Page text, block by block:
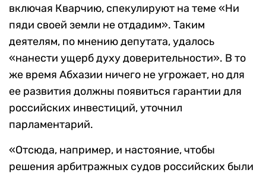
включая Кварчию, спекулируют на теме «Ни
пяди своей земли не отдадим». Таким
деятелям, по мнению депутата, удалось
«нанести ущерб духу доверительности». В то
же время Абхазии ничего не угрожает, но для
ее развития должны появиться гарантии для
российских инвестиций, уточнил
парламентарий.
«Отсюда, например, и настояние, чтобы
решения арбитражных судов российских были